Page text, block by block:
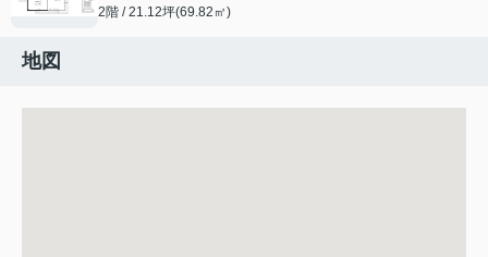
2階 / 21.12坪(69.82㎡)
地図